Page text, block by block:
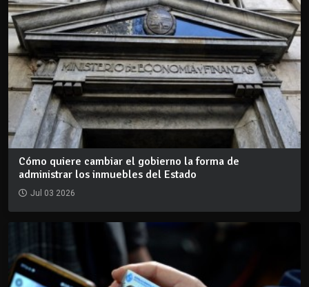
Cómo quiere cambiar el gobierno la forma de
administrar los inmuebles del Estado
Jul 03 2026